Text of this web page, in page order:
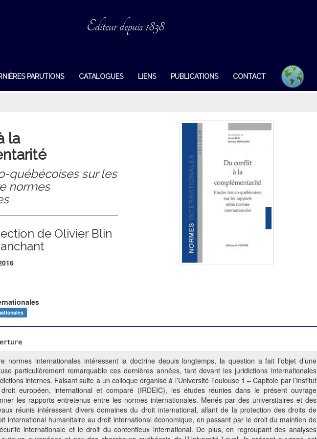
Editeur depuis 1838
PARUTIONS CATALOGUES LIENS PUBLICATIONS CONTACT
la
québécoises sur les
normes
de Olivier Blin
normes internationales intéressent la doctrine depuis longtemps, la question a fait l’objet d’une
particulièrement remarquable ces dernières années, tant devant les juridictions internationales
internes. Faisant suite à un colloque organisé à l’Université Toulouse 1 – Capitole par l’Institut
européen, international et comparé (IRDEIC), les études réunies dans le présent ouvrage
les rapports entretenus entre les normes internationales. Menés par des universitaires et des
réunis intéressent divers domaines du droit international, allant de la protection des droits de
international humanitaire au droit international économique, en passant par le droit du maintien de
internationale et le droit du contentieux international. De plus, en regroupant des analyses